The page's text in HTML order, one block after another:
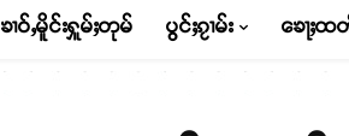
ၶၢဝ်ႇမိူင်းႁူမ်ႈတုမ် ပွင်ႈၵႂၢမ်း ၶေႃႈထ